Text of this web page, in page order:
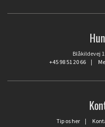
Blåkildevej
+45 98 51 20 66|
Tip os her |